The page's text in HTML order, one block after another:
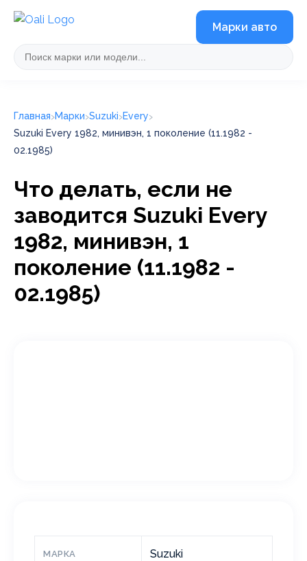
Марки авто
Главная Марки Suzuki Every
Suzuki Every 1982, минивэн, 1 поколение (11.1982 -
02.1985)
Что делать, если не
заводится Suzuki Every
1982, минивэн, 1
поколение (11.1982 -
02.1985)
МАРКА Suzuki